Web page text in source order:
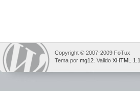
Copyright © 2007-2009 FoTux
Tema por mg12 . Valido XHTML 1.1